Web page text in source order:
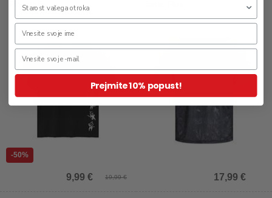
-50%
Playstatio
19,99 €
9,99 € 17,99 €
Prejmite 10% popust!